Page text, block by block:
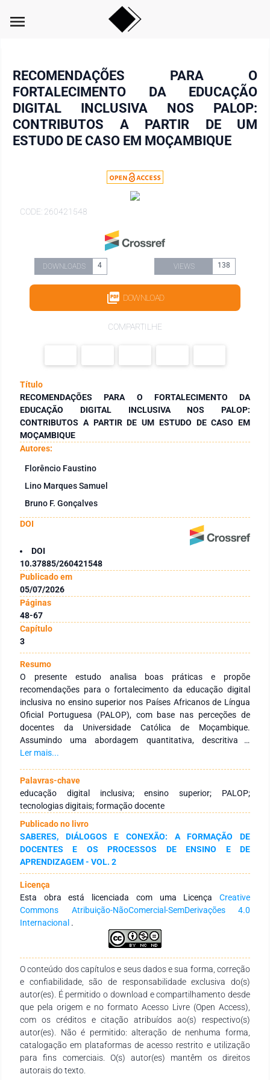
menu
RECOMENDAÇÕES PARA O
FORTALECIMENTO DA EDUCAÇÃO
DIGITAL INCLUSIVA NOS PALOP:
CONTRIBUTOS A PARTIR DE UM
ESTUDO DE CASO EM MOÇAMBIQUE
CODE: 260421548
DOWNLOADS 4 VIEWS 138
DOWNLOAD
COMPARTILHE
Título
RECOMENDAÇÕES PARA O FORTALECIMENTO DA
EDUCAÇÃO DIGITAL INCLUSIVA NOS PALOP:
CONTRIBUTOS A PARTIR DE UM ESTUDO DE CASO EM
MOÇAMBIQUE
Autores:
Florêncio Faustino
Lino Marques Samuel
Bruno F. Gonçalves
DOI
DOI
10.37885/260421548
Publicado em
05/07/2026
Páginas
48-67
Capítulo
3
Resumo
O presente estudo analisa boas práticas e propõe
recomendações para o fortalecimento da educação digital
inclusiva no ensino superior nos Países Africanos de Língua
Oficial Portuguesa (PALOP), com base nas perceções de
docentes da Universidade Católica de Moçambique.
Assumindo uma abordagem quantitativa, descritiva e
exploratória, a investigação envolveu 51 docentes de
fatores considerados essenciais para o sucesso da
integração de tecnologias digitais, práticas suscetíveis de
replicação noutras instituições e disponibilidade para partilha
interinstitucional de experiências. Os dados foram recolhidos
em formato digital e analisados através de estatística
descritiva e análise de conteúdo temática das observações
abertas. Os resultados evidenciam a centralidade da
formação docente contínua, da existência de infraestruturas
tecnológicas adequadas e do reforço do apoio técnico e
institucional como pilares da transformação digital no ensino
superior. Destacam-se ainda como boas práticas a utilização
regular de plataformas de ensino e aprendizagem online, a
criação de materiais didáticos digitais próprios, a promoção
de dinâmicas de aprendizagem entre pares e o recurso a
estudo conclui que o fortalecimento da educação digital
inclusiva nos PALOP exige uma articulação entre políticas
institucionais, capacitação docente, condições tecnológicas e
cultura de colaboração académica, apresentando
recomendações orientadas para contextos institucionais com
desafios semelhantes.
Ler mais...
Palavras-chave
educação digital inclusiva; ensino superior; PALOP;
tecnologias digitais; formação docente
Publicado no livro
SABERES, DIÁLOGOS E CONEXÃO: A FORMAÇÃO DE
DOCENTES E OS PROCESSOS DE ENSINO E DE
APRENDIZAGEM - VOL. 2
Licença
Esta obra está licenciada com uma Licença Creative
Commons Atribuição-NãoComercial-SemDerivações 4.0
Internacional .
O conteúdo dos capítulos e seus dados e sua forma, correção
e confiabilidade, são de responsabilidade exclusiva do(s)
autor(es). É permitido o download e compartilhamento desde
que pela origem e no formato Acesso Livre (Open Access),
com os créditos e citação atribuídos ao(s) respectivo(s)
autor(es). Não é permitido: alteração de nenhuma forma,
catalogação em plataformas de acesso restrito e utilização
para fins comerciais. O(s) autor(es) mantêm os direitos
autorais do texto.